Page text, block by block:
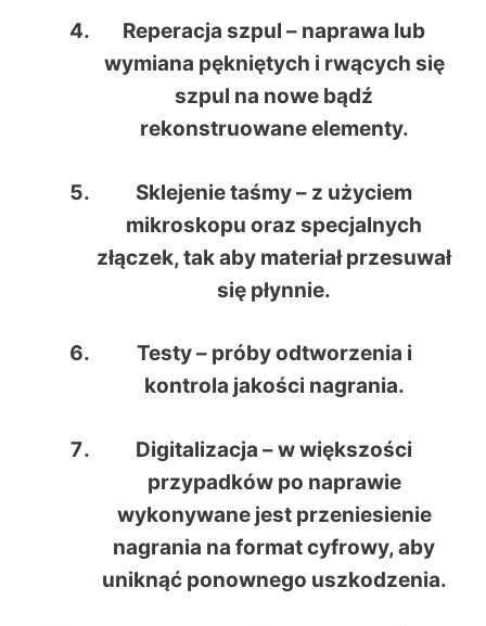
Reperacja szpul – naprawa lub
wymiana pękniętych i rwących się
szpul na nowe bądź
rekonstruowane elementy.
Sklejenie taśmy– z użyciem
mikroskopu oraz specjalnych
złączek, tak aby materiał przesuwał
się płynnie.
Testy– próby odtworzenia i
kontrola jakości nagrania.
Digitalizacja – w większości
przypadków po naprawie
wykonywane jest przeniesienie
nagrania na format cyfrowy, aby
uniknąć ponownego uszkodzenia.